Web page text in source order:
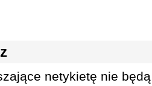
netykietę nie